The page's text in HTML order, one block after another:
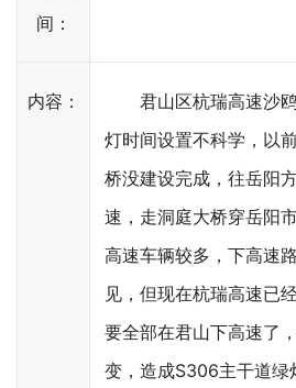
间：
内容：
君山区杭瑞高速沙
灯时间设置不科学，以
桥没建设完成，往岳阳
速，走洞庭大桥穿岳阳
高速车辆较多，下高速
见，但现在杭瑞高速已
要全部在君山下高速了
变，造成S306主干道绿